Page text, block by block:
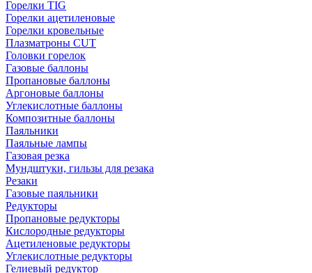
Горелки TIG
Горелки ацетиленовые
Горелки кровельные
Плазматроны CUT
Головки горелок
Газовые баллоны
Пропановые баллоны
Аргоновые баллоны
Углекислотные баллоны
Композитные баллоны
Паяльники
Паяльные лампы
Газовая резка
Мундштуки, гильзы для резака
Резаки
Газовые паяльники
Редукторы
Пропановые редукторы
Кислородные редукторы
Ацетиленовые редукторы
Углекислотные редукторы
Гелиевый редуктор